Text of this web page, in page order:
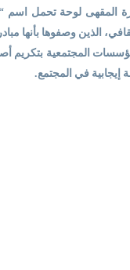
المقهى لوحة تحمل اسم
الذين وصفوها بأنها
المجتمعية بتكريم
في المجتمع.